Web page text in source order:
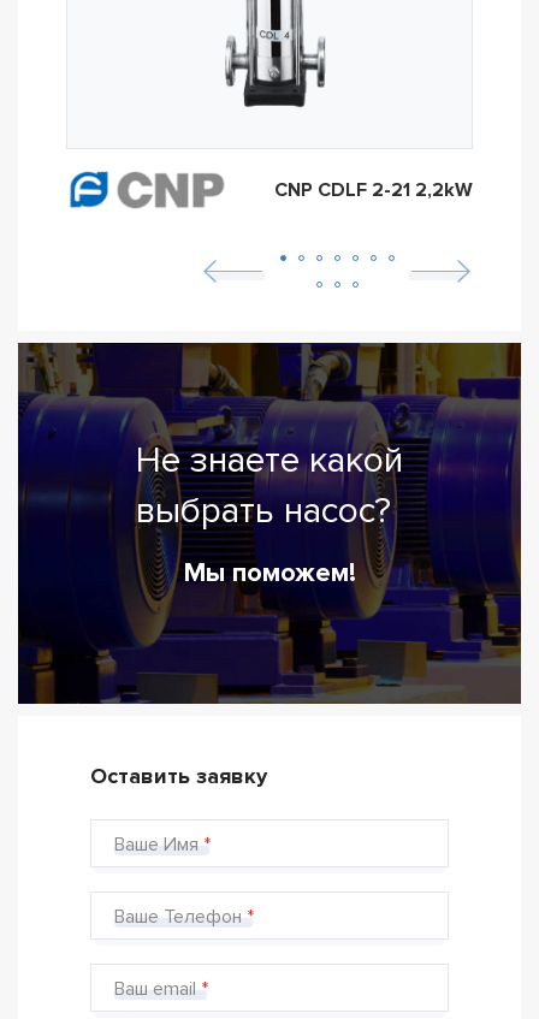
CNP CDLF 2-21 2,2kW
Не знаете какой
выбрать насос?
Мы поможем!
Оставить заявку
Ваше Имя
Ваше Телефон
Ваш email